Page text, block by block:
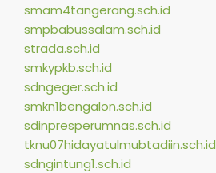
smam4tangerang.sch.id
smpbabussalam.sch.id
strada.sch.id
smkypkb.sch.id
sdngeger.sch.id
smkn1bengalon.sch.id
sdinpresperumnas.sch.id
tknu07hidayatulmubtadiin.sch.id
sdngintung1.sch.id